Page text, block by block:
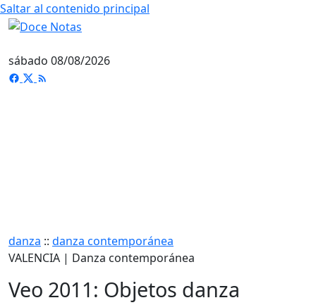
Saltar al contenido principal
sábado 08/08/2026
danza :: danza contemporánea
VALENCIA | Danza contemporánea
Veo 2011: Objetos danza